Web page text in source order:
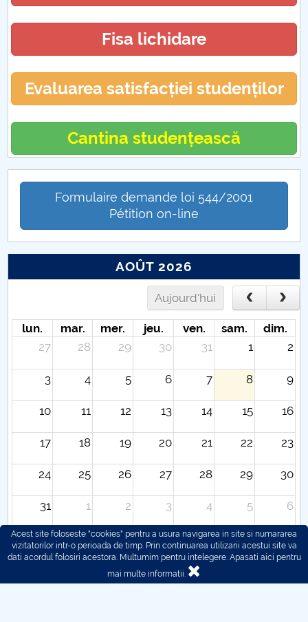
Fisa lichidare
Evaluarea satisfacției studenților
Cantina studențească
Formulaire demande loi 544/2001
Pétition on-line
AOÛT 2026
Aujourd'hui
lun. mar. mer. jeu. ven. sam.
dim.
27
28 29 30 31 1 2
3 4 5 6 7 8 9
10 11 12 13 14 15 16
17 18 19 20 21 22 23
24 25 26 27 28 29 30
31 1 2 3 4 5 6
Acest site foloseste "cookies" pentru a usura navigarea in site si numararea
vizitatorilor intr-o perioada de timp. Prin continuarea utilizarii acestui site va
dati acordul folosiri acestora. Multumim pentru intelegere. Apasati aici pentru
mai multe informatii.